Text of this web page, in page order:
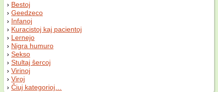
Bestoj
Geedzeco
Infanoj
Kuracistoj kaj pacientoj
Lernejo
Nigra humuro
Sekso
Stultaj ŝercoj
Virinoj
Viroj
Ĉiuj kategorioj…